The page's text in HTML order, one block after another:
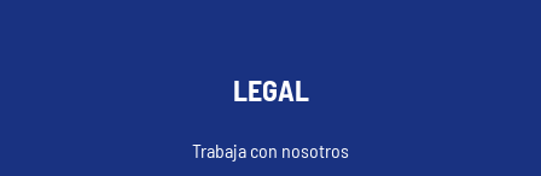
LEGAL
Trabaja con nosotros